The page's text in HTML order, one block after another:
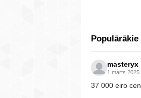
masteryx
1.marts 2025
37 000 eiro